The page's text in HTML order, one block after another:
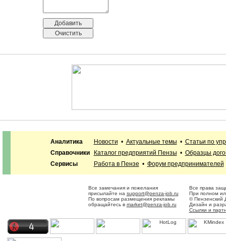
Аналитика Новости • Актуальные темы • Статьи по
Справочники
Каталог предприятий Пензы • Образцы
Сервисы
Работа в Пензе • Форум предпринимателей
Все замечания и пожелания
присылайте на support@penza-job.ru
По вопросам размещения рекламы
обращайтесь в market@penza-job.ru
Все права
При полном
© Пензенский
Дизайн и
Ссылки и